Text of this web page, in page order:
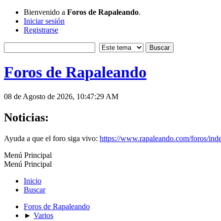
Bienvenido a Foros de Rapaleando.
Iniciar sesión
Registrarse
Foros de Rapaleando
08 de Agosto de 2026, 10:47:29 AM
Noticias:
Ayuda a que el foro siga vivo: https://www.rapaleando.com/foros/
Menú Principal
Menú Principal
Inicio
Buscar
Foros de Rapaleando
► Varios